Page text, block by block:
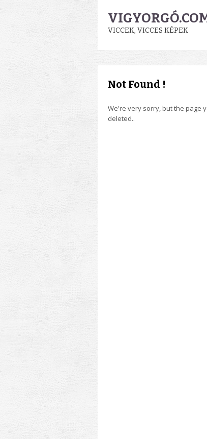
VICCEK, VICCES KÉPEK
Not Found !
We're very sorry, but the page
deleted..